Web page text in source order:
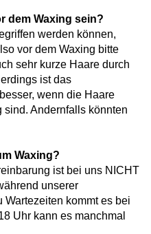
dem Waxing sein?
werden können,
vor dem Waxing bitte
sehr kurze Haare durch
ist das
wenn die Haare
Andernfalls könnten
Waxing?
ist bei uns NICHT
unserer
Wartezeiten kommt es bei
Uhr kann es manchmal